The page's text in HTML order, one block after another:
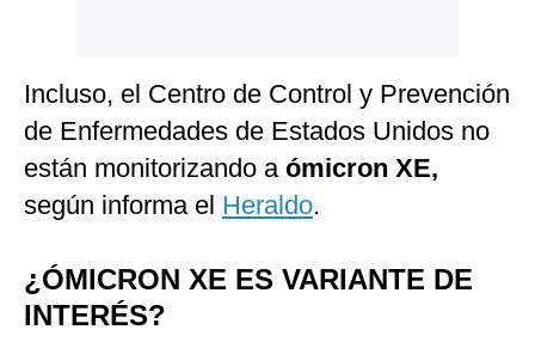
Incluso, el Centro de Control y Prevención
de Enfermedades de Estados Unidos no
están monitorizando aómicron XE,
según informa el Heraldo.
¿ÓMICRON XE ES VARIANTE DE
INTERÉS?